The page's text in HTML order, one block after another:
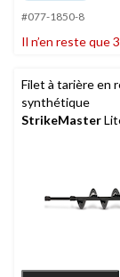
#077-1850-8
Il n’en reste que 3
Filet à tarière en
synthétique
StrikeMaster